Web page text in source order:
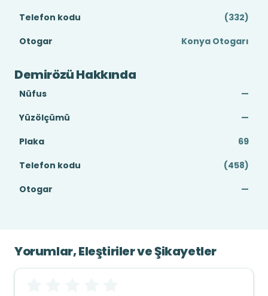
Telefon kodu
(332)
Otogar
Konya Otogarı
Demirözü Hakkında
Nüfus
—
Yüzölçümü
—
Plaka
69
Telefon kodu
(458)
Otogar
—
Yorumlar, Eleştiriler ve Şikayetler